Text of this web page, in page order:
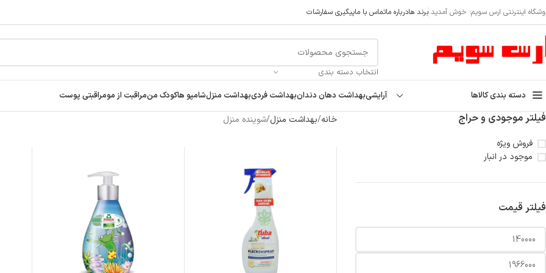
اینترنتی ارس سویم؛ خوش آمدید.برند هادرباره ماتماس با ماپیگیری سفارشات
انتخاب دسته بندی
دسته بندی کالاها آرایشیبهداشت دهان دندانبهداشت فردیبهداشت منزلشامپو هاکودک منمراقبت از مومراقبتی پوست
فیلتر موجودی و حراج
فروش ویژه
موجود در انبار
فیلتر قیمت
خانه بهداشت منزل شوینده منزل